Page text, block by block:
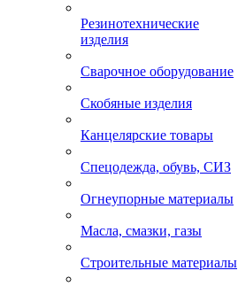
Резинотехнические
изделия
Сварочное оборудование
Скобяные изделия
Канцелярские товары
Спецодежда, обувь, СИЗ
Огнеупорные материалы
Масла, смазки, газы
Строительные материалы